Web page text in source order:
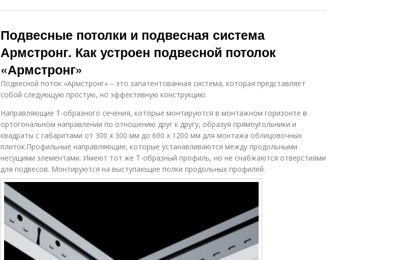
Подвесные потолки и подвесная система
Армстронг. Как устроен подвесной потолок
«Армстронг»
Подвесной поток «Армстронг» – это запатентованная система, которая представляет
собой следующую простую, но эффективную конструкцию:
Направляющие Т-образного сечения, которые монтируются в монтажном горизонте в
ортогональном направлении по отношению друг к другу, образуя прямоугольники и
квадраты с габаритами от 300 х 300 мм до 600 х 1200 мм для монтажа облицовочных
плиток.Профильные направляющие, которые устанавливаются между продольными
несущими элементами. Имеют тот же Т-образный профиль, но не снабжаются отверстиями
для подвесов. Монтируются на выступающие полки продольных профилей.